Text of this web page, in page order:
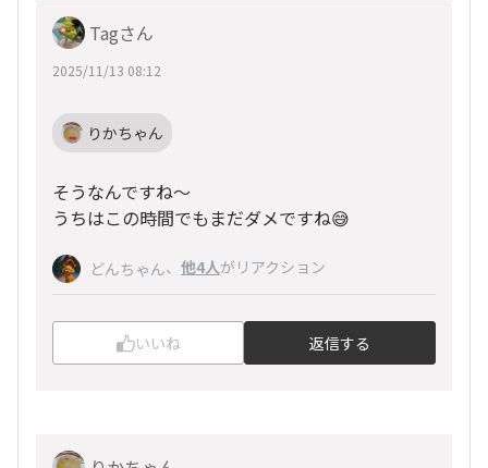
Tagさん
2025/11/13 08:12
りかちゃん
そうなんですね～
うちはこの時間でもまだダメですね😅
どんちゃん、 他4人がリアクション
いいね 返信する